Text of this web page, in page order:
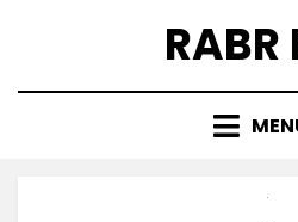
RABR